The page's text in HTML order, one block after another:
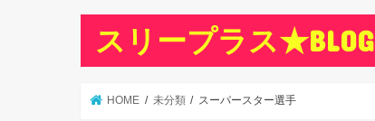
スリープラス★BLOG
HOME 未分類 スーパースター選手